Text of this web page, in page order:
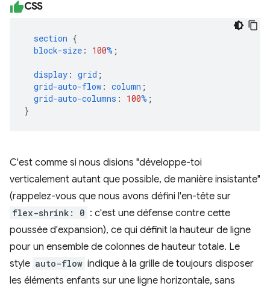
CSS
section {
block-size : 100% ;
display : grid ;
grid-auto-flow : column ;
grid-auto-columns : 100% ;
}
C'est comme si nous disions "développe-toi
verticalement autant que possible, de manière insistante"
(rappelez-vous que nous avons défini l'en-tête sur
flex-shrink: 0 : c'est une défense contre cette
poussée d'expansion), ce qui définit la hauteur de ligne
pour un ensemble de colonnes de hauteur totale. Le
style auto-flow indique à la grille de toujours disposer
les éléments enfants sur une ligne horizontale, sans